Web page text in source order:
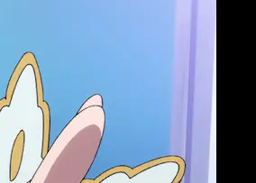
害】Android TVにおける不具合に関しま